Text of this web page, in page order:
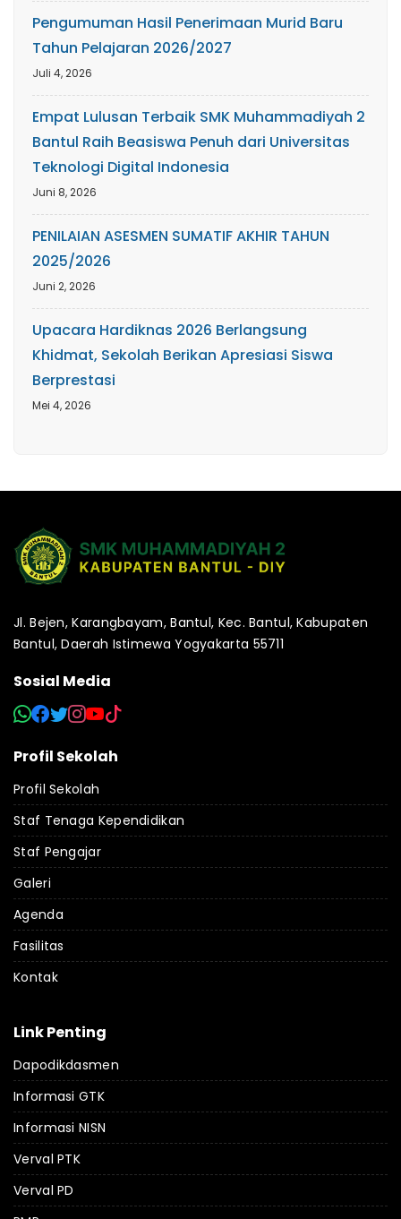
Pengumuman Hasil Penerimaan Murid Baru
Tahun Pelajaran 2026/2027
Juli 4, 2026
Empat Lulusan Terbaik SMK Muhammadiyah 2
Bantul Raih Beasiswa Penuh dari Universitas
Teknologi Digital Indonesia
Juni 8, 2026
PENILAIAN ASESMEN SUMATIF AKHIR TAHUN
2025/2026
Juni 2, 2026
Upacara Hardiknas 2026 Berlangsung
Khidmat, Sekolah Berikan Apresiasi Siswa
Berprestasi
Mei 4, 2026
Jl. Bejen, Karangbayam, Bantul, Kec. Bantul, Kabupaten
Bantul, Daerah Istimewa Yogyakarta 55711
Sosial Media
Profil Sekolah
Profil Sekolah
Staf Tenaga Kependidikan
Staf Pengajar
Galeri
Agenda
Fasilitas
Kontak
Link Penting
Dapodikdasmen
Informasi GTK
Informasi NISN
Verval PTK
Verval PD